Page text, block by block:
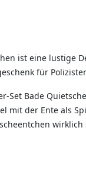
ist eine lustige
für
Set Bade
mit der Ente als